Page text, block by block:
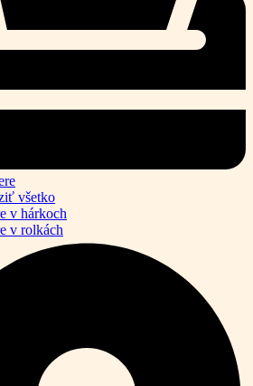
všetko
v hárkoch
v rolkách